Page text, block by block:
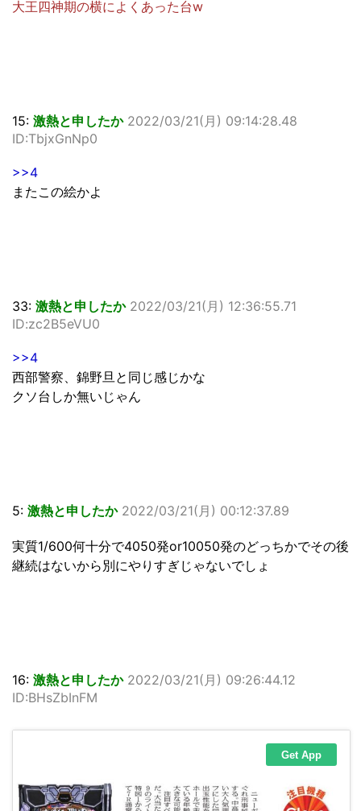
大王四神期の横によくあった台w
15: 激熱と申したか 2022/03/21(月) 09:14:28.48
ID:TbjxGnNp0
>>4
またこの絵かよ
33: 激熱と申したか 2022/03/21(月) 12:36:55.71
ID:zc2B5eVU0
>>4
西部警察、錦野旦と同じ感じかな
クソ台しか無いじゃん
5: 激熱と申したか 2022/03/21(月) 00:12:37.89
実質1/600何十分で4050発or10050発のどっちかでその後
継続はないから別にやりすぎじゃないでしょ
16: 激熱と申したか 2022/03/21(月) 09:26:44.12
ID:BHsZbInFM